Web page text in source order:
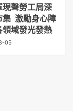
現聲勞工局深
集 激勵身心障
領域發光發熱
05